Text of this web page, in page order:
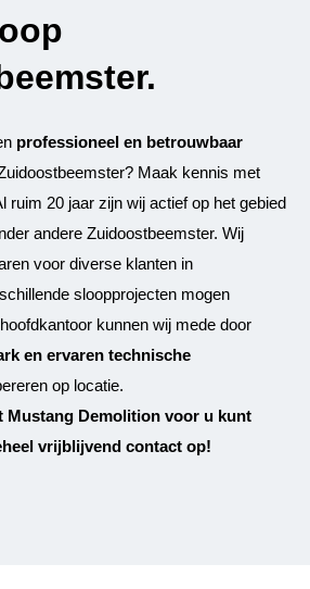
professioneel en betrouwbaar
Maak kennis met
ruim 20 jaar zijn wij actief op het gebied
andere Zuidoostbeemster. Wij
voor diverse klanten in
sloopprojecten mogen
kunnen wij mede door
en ervaren technische
op locatie.
Mustang Demolition voor u kunt
vrijblijvend contact op!